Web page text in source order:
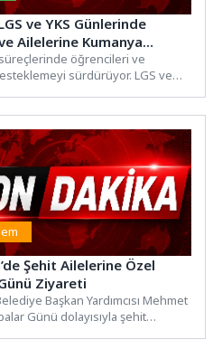
ve YKS Günlerinde
Ailelerine Kumanya
süreçlerinde öğrencileri ve
sürdürüyor. LGS ve
Şehit Ailelerine Özel
Ziyareti
Başkan Yardımcısı Mehmet
Günü dolayısıyla şehit